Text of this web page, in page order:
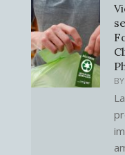
BY: